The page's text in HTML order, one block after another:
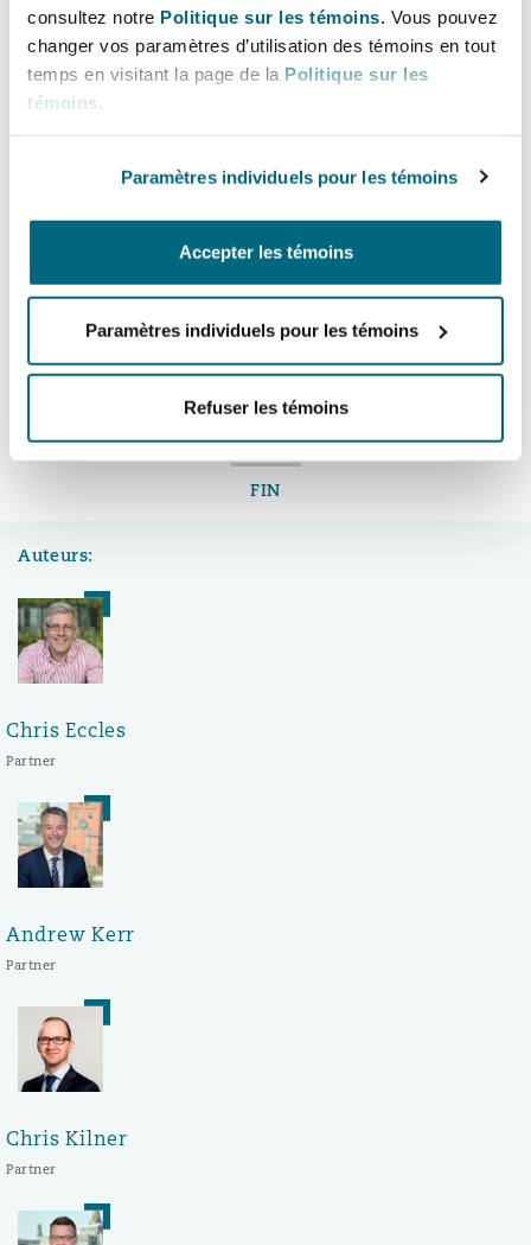
consultez notre Politique sur les témoins. Vous pouvez
changer vos paramètres d’utilisation des témoins en tout
temps en visitant la page de la Politique sur les
témoins
Paramètres individuels pour les témoins
Accepter les témoins
Paramètres individuels pour les témoins
Refuser les témoins
ensure that the use of technology is properly
assessed to determine whether it is the right
way forward for each claimant.
Ultimately, this means that as these new
technologies are still emerging, insurers need to
ensure long-term sustainable care solutions that
address the specific needs of each individual
LinkedInFacebook
TwitterCopy
FIN
Auteurs:
Chris Eccles
Partner
Andrew Kerr
Partner
Chris Kilner
Partner